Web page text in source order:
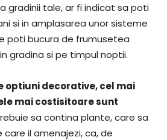
gradinii tale, ar fi indicat sa poti
si in amplasarea unor sisteme
poti bucura de frumusetea
gradina si pe timpul noptii.
optiuni decorative, cel mai
mai costisitoare sunt
sa contina plante, care sa
il amenajezi, ca, de